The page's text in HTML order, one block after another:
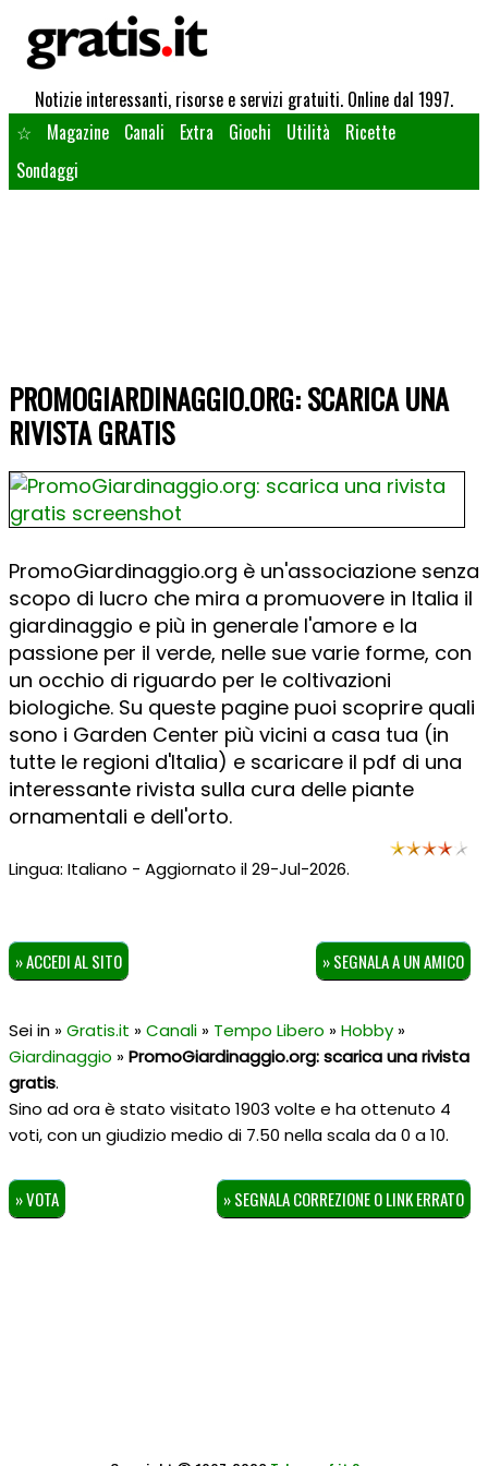
Notizie interessanti, risorse e servizi gratuiti. Online dal 1997.
☆
Magazine Canali Extra Giochi Utilità
Ricette
Sondaggi
PROMOGIARDINAGGIO.ORG: SCARICA UNA
RIVISTA GRATIS
PromoGiardinaggio.org è un'associazione senza
scopo di lucro che mira a promuovere in Italia il
giardinaggio e più in generale l'amore e la
passione per il verde, nelle sue varie forme, con
un occhio di riguardo per le coltivazioni
biologiche. Su queste pagine puoi scoprire quali
sono i Garden Center più vicini a casa tua (in
tutte le regioni d'Italia) e scaricare il pdf di una
interessante rivista sulla cura delle piante
ornamentali e dell'orto.
Lingua: Italiano - Aggiornato il 29-Jul-2026.
» ACCEDI AL SITO » SEGNALA A UN AMICO
Sei in »Gratis.it »Canali» Tempo Libero »Hobby»
Giardinaggio »PromoGiardinaggio.org: scarica una rivista
gratis.
Sino ad ora è stato visitato 1903 volte e ha ottenuto 4
voti, con un giudizio medio di 7.50 nella scala da0 a10.
» VOTA » SEGNALA CORREZIONE O LINK ERRATO